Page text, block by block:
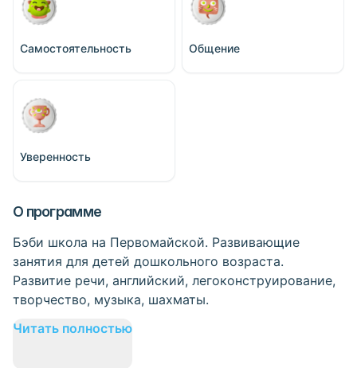
Самостоятельность Общение
Уверенность
О программе
Бэби школа на Первомайской. Развивающие
занятия для детей дошкольного возраста.
Развитие речи, английский, легоконструирование,
творчество, музыка, шахматы.
Читать полностью